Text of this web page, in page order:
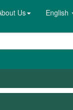
Us English